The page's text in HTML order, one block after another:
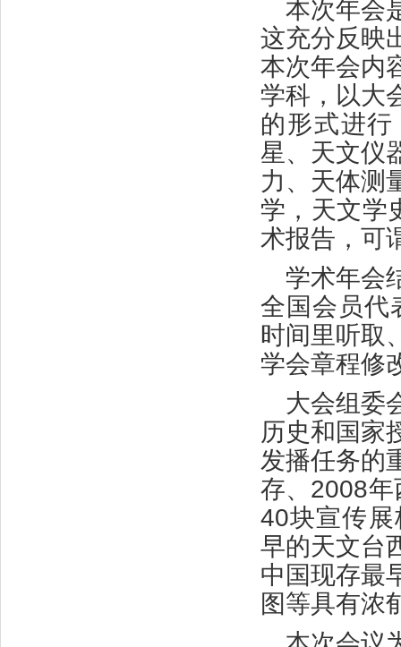
本次年会
这充分反映
本次年会内
学科，以大
的形式进
星、天文仪
力、天体测
学，天文学
术报告，可
学术年会
全国会员代
时间里听取
学会章程修
大会组委
历史和国家
发播任务的
存、2008年
40块宣传
早的天文台
中国现存最
图等具有浓